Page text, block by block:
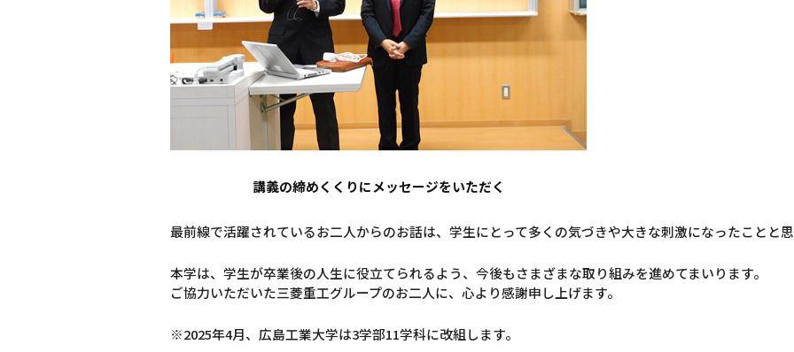
講義の締めくくりにメッセージをいただく
最前線で活躍されているお二人からのお話は、学生にとって多くの気づきや大きな刺激になったことと
本学は、学生が卒業後の人生に役立てられるよう、今後もさまざまな取り組みを進めてまいります。
ご協力いただいた三菱重工グループのお二人に、心より感謝申し上げます。
※2025年4月、広島工業大学は3学部11学科に改組します。